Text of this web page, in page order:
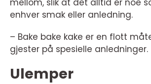
enhver smak eller anledning.
– Bake bake kake er en flott
gjester på spesielle anledninger.
Ulemper